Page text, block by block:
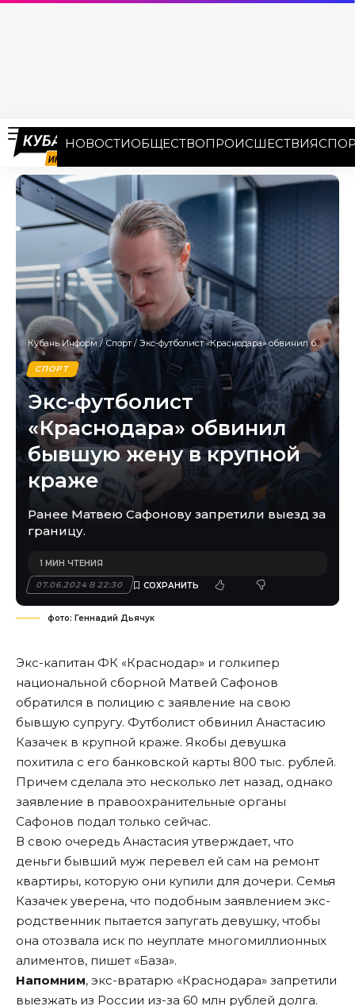
НОВОСТИОБЩЕСТВОПРОИСШЕСТВИЯ
Кубань Информ/Спорт/ Экс-футболист «Краснодара» обвинил бывшую жену в крупной краже
СПОРТ
Экс-футболист
«Краснодара» обвинил
бывшую жену в крупной
краже
Ранее Матвею Сафонову запретили выезд за
границу.
07.06.2024 В 22:30
1 МИН ЧТЕНИЯ
фото: Геннадий Дьячук
Экс-капитан ФК «Краснодар» и голкипер
национальной сборной Матвей Сафонов
обратился в полицию с заявление на свою
бывшую супругу. Футболист обвинил Анастасию
Казачек в крупной краже. Якобы девушка
похитила с его банковской карты 800 тыс. рублей.
Причем сделала это несколько лет назад, однако
заявление в правоохранительные органы
Сафонов подал только сейчас.
В свою очередь Анастасия утверждает, что
деньги бывший муж перевел ей сам на ремонт
квартиры, которую они купили для дочери. Семья
Казачек уверена, что подобным заявлением экс-
родственник пытается запугать девушку, чтобы
она отозвала иск по неуплате многомиллионных
алиментов, пишет «База».
Напомним, экс-вратарю «Краснодара» запретили
выезжать из России из-за 60 млн рублей долга.